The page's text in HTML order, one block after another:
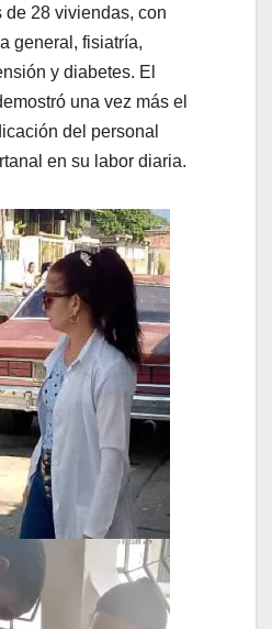
de 28 viviendas, con
general, fisiatría,
y diabetes. El
una vez más el
del personal
en su labor diaria.